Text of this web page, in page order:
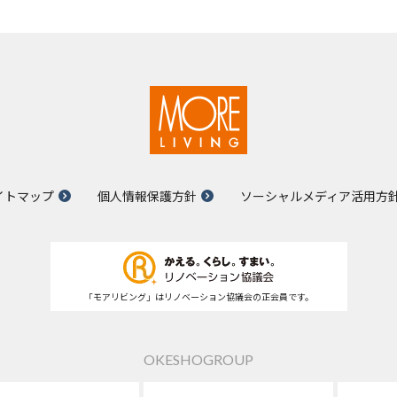
トマップ 個人情報保護方針 ソーシャルメディア活用方
「モアリビング」はリノベーション協議会の正会員です。
OKESHOGROUP